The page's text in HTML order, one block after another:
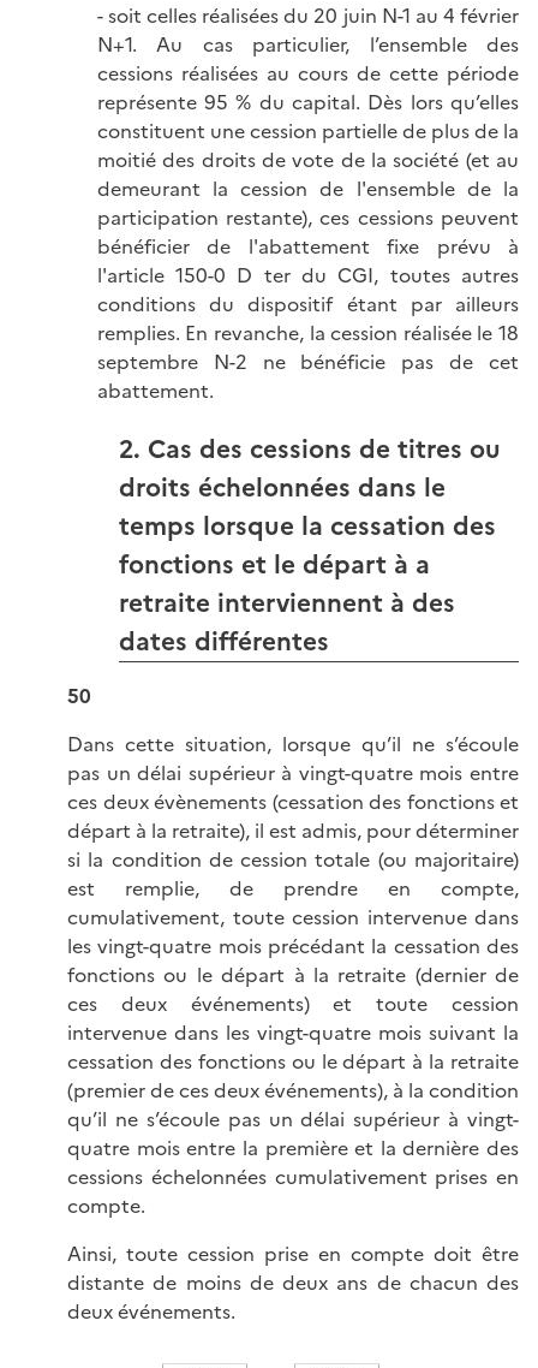
- soit celles réalisées du 20 juin N-1 au 4 février
N+1. Au cas particulier, l’ensemble des
cessions réalisées au cours de cette période
représente 95 % du capital. Dès lors qu’elles
constituent une cession partielle de plus de la
moitié des droits de vote de la société (et au
demeurant la cession de l'ensemble de la
participation restante), ces cessions peuvent
bénéficier de l'abattement fixe prévu à
l'article 150-0 D ter du CGI, toutes autres
conditions du dispositif étant par ailleurs
remplies. En revanche, la cession réalisée le 18
septembre N-2 ne bénéficie pas de cet
abattement.
2. Cas des cessions de titres ou
droits échelonnées dans le
temps lorsque la cessation des
fonctions et le départ à a
retraite interviennent à des
dates différentes
50
Dans cette situation, lorsque qu’il ne s’écoule
pas un délai supérieur à vingt-quatre mois entre
ces deux évènements (cessation des fonctions et
départ à la retraite), il est admis, pour déterminer
si la condition de cession totale (ou majoritaire)
est remplie, de prendre en compte,
cumulativement, toute cession intervenue dans
les vingt-quatre mois précédant la cessation des
fonctions ou le départ à la retraite (dernier de
ces deux événements) et toute cession
intervenue dans les vingt-quatre mois suivant la
cessation des fonctions ou le départ à la retraite
(premier de ces deux événements), à la condition
qu’il ne s’écoule pas un délai supérieur à vingt-
quatre mois entre la première et la dernière des
cessions échelonnées cumulativement prises en
compte.
Ainsi, toute cession prise en compte doit être
distante de moins de deux ans de chacun des
deux événements.